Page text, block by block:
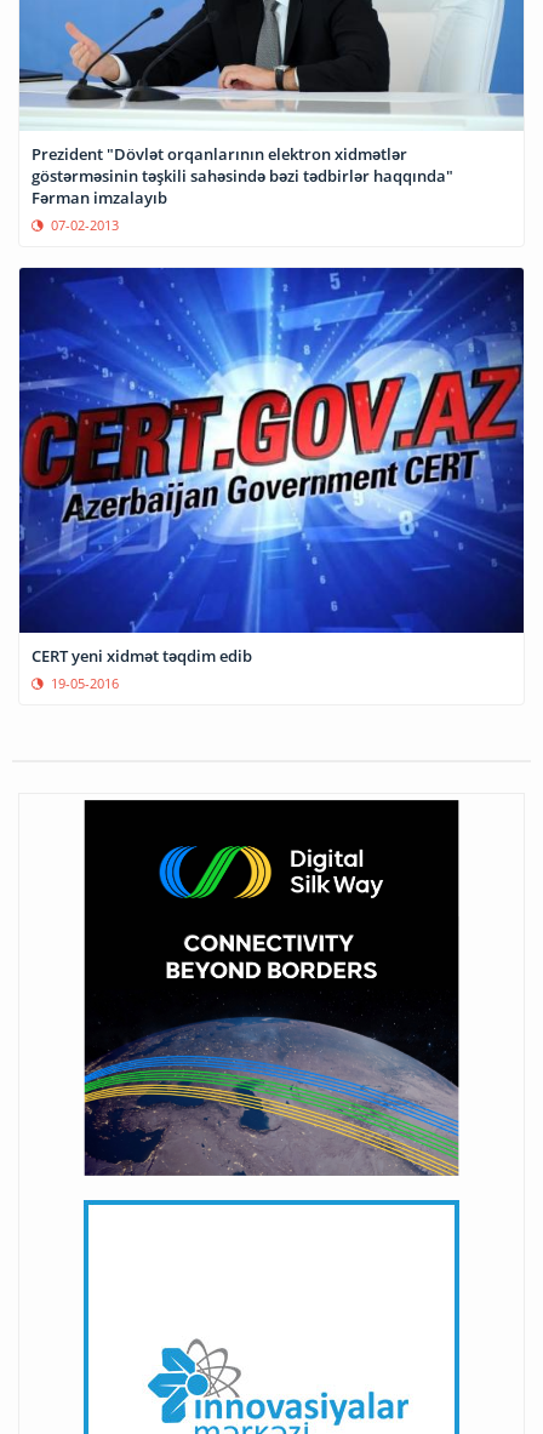
Prezident "Dövlət orqanlarının elektron xidmətlər
göstərməsinin təşkili sahəsində bəzi tədbirlər haqqında"
Fərman imzalayıb
07-02-2013
CERT yeni xidmət təqdim edib
19-05-2016